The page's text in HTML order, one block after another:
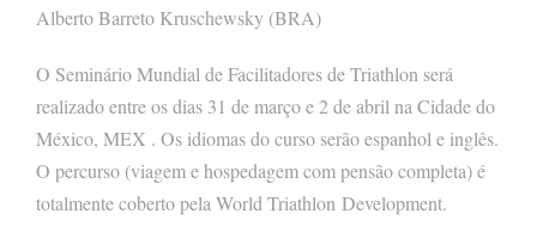
Alberto Barreto Kruschewsky (BRA)
O Seminário Mundial de Facilitadores de Triathlon será
realizado entre os dias 31 de março e 2 de abril na Cidade do
México, MEX . Os idiomas do curso serão espanhol e inglês.
O percurso (viagem e hospedagem com pensão completa) é
totalmente coberto pela World Triathlon Development.